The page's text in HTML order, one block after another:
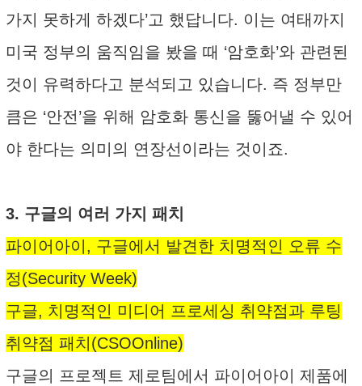
가지 못하게 하겠다’고 했답니다. 이는 여태까지
미국 정부의 움직임을 봤을 때 ‘암호화’와 관련된
것이 유력하다고 분석되고 있습니다. 즉 정부만
큼은 ‘안전’을 위해 암호화 통신을 뚫어낼 수 있어
야 한다는 의미의 연장선이라는 것이죠.
3. 구글의 여러 가지 패치
파이어아이, 구글에서 발견한 치명적인 오류 수
정(Security Week)
구글, 치명적인 미디어 프로세싱 취약점과 루팅
취약점 패치(CSOOnline)
구글의 프로젝트 제로팀에서 파이어아이 제품에